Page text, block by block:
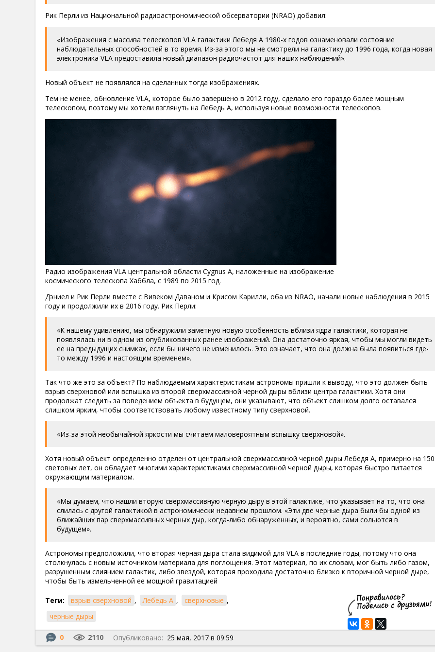
Рик Перли из Национальной радиоастрономической обсерватории (NRAO) добавил:
«Изображения с массива телескопов VLA галактики Лебедя А 1980-х годов ознаменовали состояние
наблюдательных способностей в то время. Из-за этого мы не смотрели на галактику до 1996 года, когда новая
электроника VLA предоставила новый диапазон радиочастот для наших наблюдений».
Новый объект не появлялся на сделанных тогда изображениях.
Тем не менее, обновление VLA, которое было завершено в 2012 году, сделало его гораздо более мощным
телескопом, поэтому мы хотели взглянуть на Лебедь А, используя новые возможности телескопов.
Радио изображения VLA центральной области Cygnus A, наложенные на изображение
космического телескопа Хаббла, с 1989 по 2015 год.
Дэниел и Рик Перли вместе с Вивеком Даваном и Крисом Карилли, оба из NRAO, начали новые наблюдения в 2015
году и продолжили их в 2016 году. Рик Перли:
«К нашему удивлению, мы обнаружили заметную новую особенность вблизи ядра галактики, которая не
появлялась ни в одном из опубликованных ранее изображений. Она достаточно яркая, чтобы мы могли видеть
ее на предыдущих снимках, если бы ничего не изменилось. Это означает, что она должна была появиться где-
то между 1996 и настоящим временем».
Так что же это за объект? По наблюдаемым характеристикам астрономы пришли к выводу, что это должен быть
взрыв сверхновой или вспышка из второй сверхмассивной черной дыры вблизи центра галактики. Хотя они
продолжат следить за поведением объекта в будущем, они указывают, что объект слишком долго оставался
слишком ярким, чтобы соответствовать любому известному типу сверхновой.
«Из-за этой необычайной яркости мы считаем маловероятным вспышку сверхновой».
Хотя новый объект определенно отделен от центральной сверхмассивной черной дыры Лебедя А, примерно на
световых лет, он обладает многими характеристиками сверхмассивной черной дыры, которая быстро питается
окружающим материалом.
«Мы думаем, что нашли вторую сверхмассивную черную дыру в этой галактике, что указывает на то, что она
слилась с другой галактикой в астрономически недавнем прошлом. «Эти две черные дыра были бы одной из
ближайших пар сверхмассивных черных дыр, когда-либо обнаруженных, и вероятно, сами сольются в
будущем».
Астрономы предположили, что вторая черная дыра стала видимой для VLA в последние годы, потому что она
столкнулась с новым источником материала для поглощения. Этот материал, по их словам, мог быть либо газом,
разрушенным слиянием галактик, либо звездой, которая проходила достаточно близко к вторичной черной дыре,
чтобы быть измельченной ее мощной гравитацией
Теги: взрыв сверхновой , Лебедь А , сверхновые ,
черные дыры
0 2110 Опубликовано: 25 мая, 2017 в 09:59